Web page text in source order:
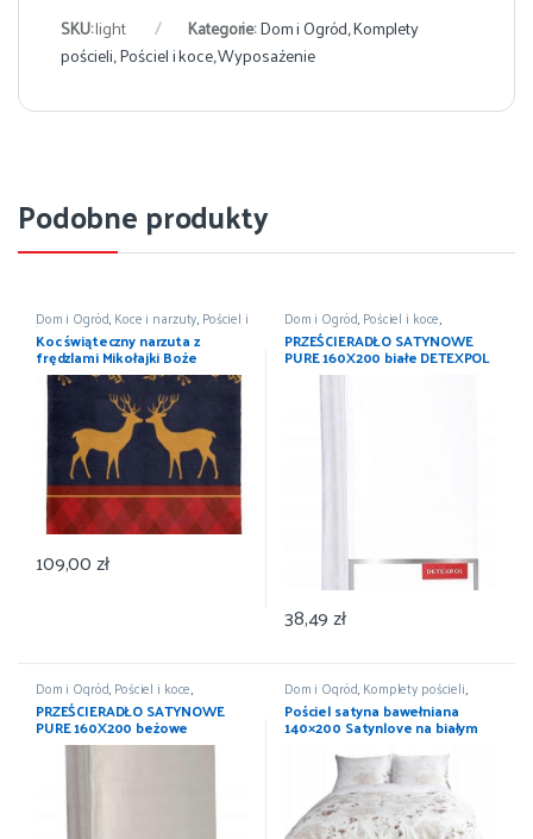
SKU:light Kategorie:Dom i Ogród,Komplety
pościeli,Pościel i koce,Wyposażenie
Podobne produkty
Dom i Ogród, Koce i narzuty, Pościel i
koce,Wyposażenie
Koc świąteczny narzuta z
frędzlami Mikołajki Boże
Narodzenie 150×200
109,00zł
Dom i Ogród, Pościel i koce,
Prześcieradła,Wyposażenie
PRZEŚCIERADŁO SATYNOWE
PURE 160X200 białe DETEXPOL
38,49zł
Dom i Ogród, Pościel i koce,
Prześcieradła ,Wyposażenie
PRZEŚCIERADŁO SATYNOWE
PURE 160X200 beżowe
DETEXPOL
Dom i Ogród, Komplety pościeli,
Pościel i koce ,Wyposażenie
Pościel satyna bawełniana
140×200 Satynlove na białym
tle liście 1534/1